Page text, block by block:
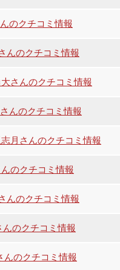
のクチコミ情報
んのクチコミ情報
さんのクチコミ情報
んのクチコミ情報
志月さんのクチコミ情報
んのクチコミ情報
んのクチコミ情報
んのクチコミ情報
んのクチコミ情報